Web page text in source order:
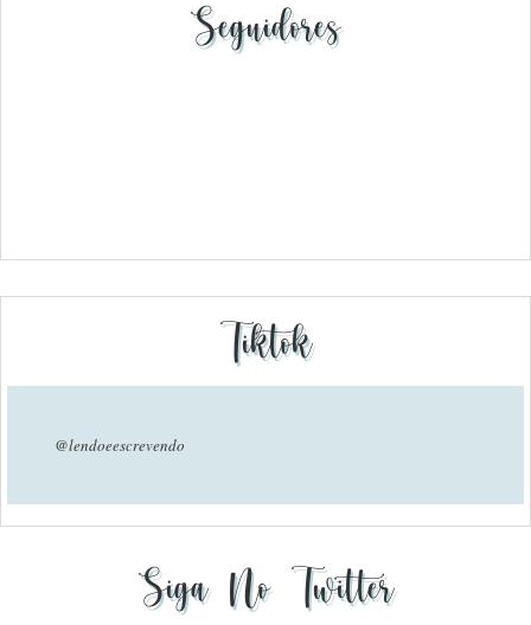
Seguidores
Tiktok
@lendoeescrevendo
Siga No Twitter